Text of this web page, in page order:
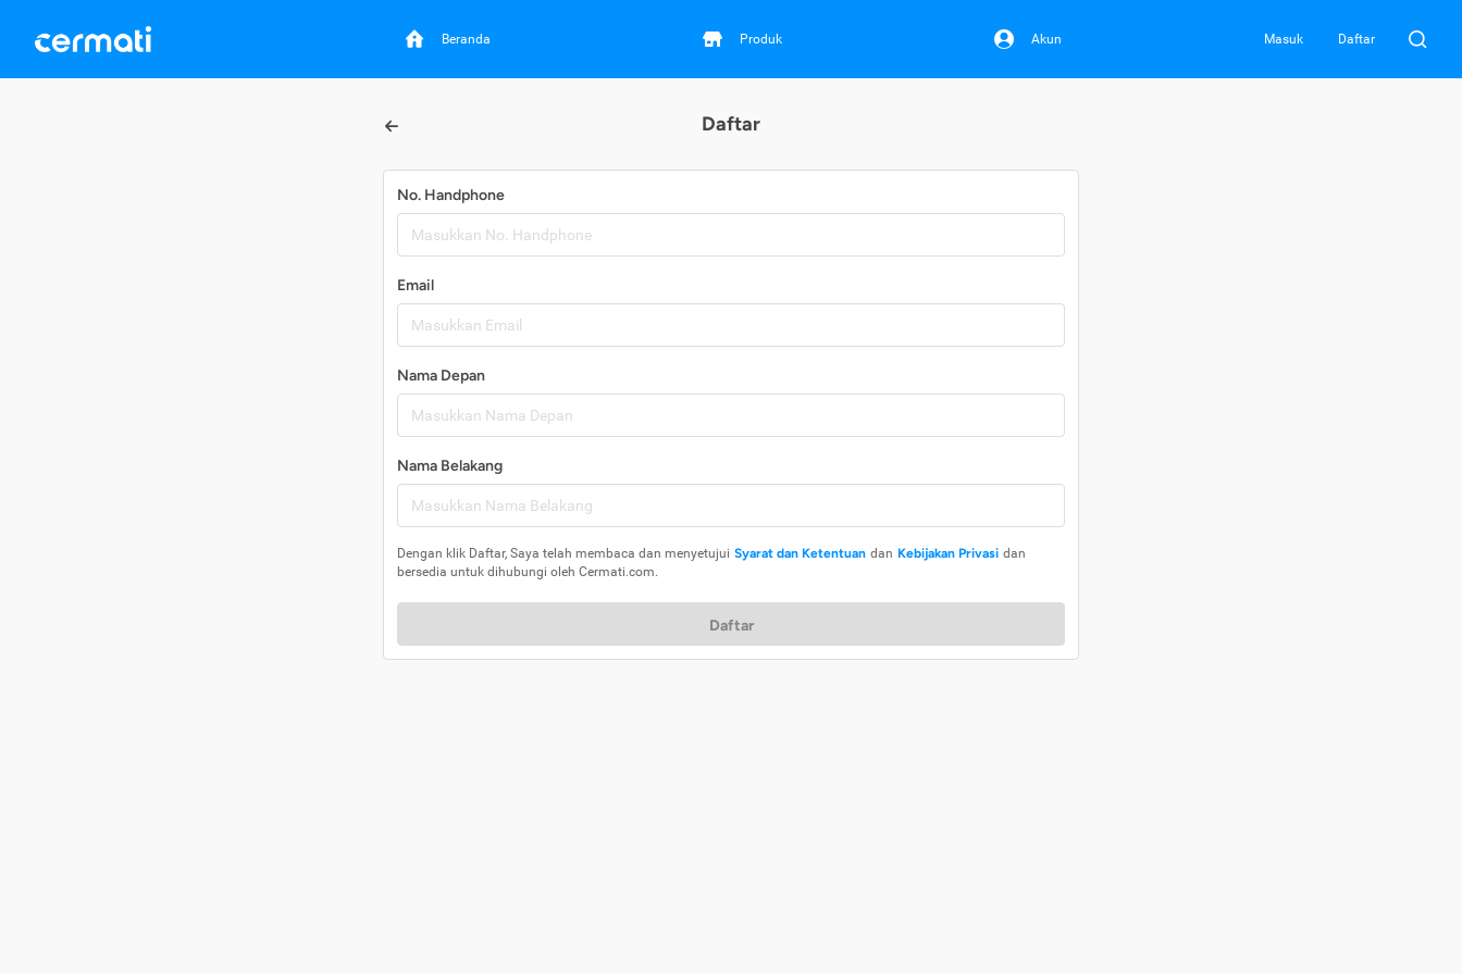
Beranda Produk Akun Masuk Daftar
Daftar
No. Handphone
Email
Nama Depan
Nama Belakang
Dengan klik Daftar, Saya telah membaca dan menyetujui Syarat dan Ketentuan dan Kebijakan Privasi dan
bersedia untuk dihubungi oleh Cermati.com.
Daftar